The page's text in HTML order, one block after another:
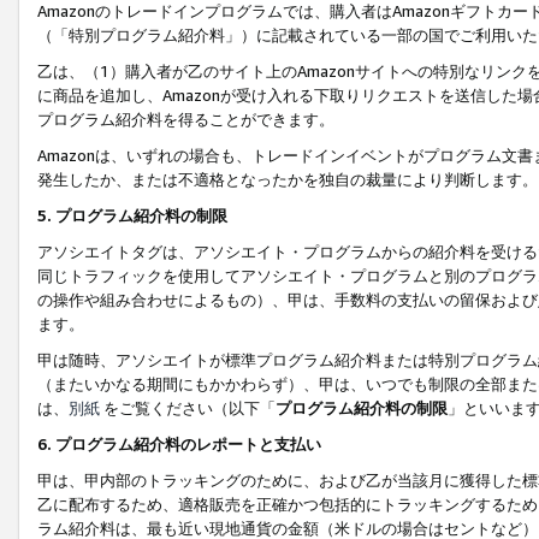
Amazonのトレードインプログラムでは、購入者はAmazonギフトカ
（「特別プログラム紹介料」）に記載されている一部の国でご利用い
乙は、（1）購入者が乙のサイト上のAmazonサイトへの特別なリン
に商品を追加し、Amazonが受け入れる下取りリクエストを送信した
プログラム紹介料を得ることができます。
Amazonは、いずれの場合も、トレードインイベントがプログラム文
発生したか、または不適格となったかを独自の裁量により判断します。
5. プログラム紹介料の制限
アソシエイトタグは、アソシエイト・プログラムからの紹介料を受け
同じトラフィックを使用してアソシエイト・プログラムと別のプログ
の操作や組み合わせによるもの）、甲は、手数料の支払いの留保およ
ます。
甲は随時、アソシエイトが標準プログラム紹介料または特別プログラ
（またいかなる期間にもかかわらず）、甲は、いつでも制限の全部
は、 別紙 をご覧ください（以下「プログラム紹介料の制限 」といいま
6. プログラム紹介料のレポートと支払い
甲は、甲内部のトラッキングのために、および乙が当該月に獲得した
乙に配布するため、適格販売を正確かつ包括的にトラッキングするた
ラム紹介料は、最も近い現地通貨の金額（米ドルの場合はセントなど